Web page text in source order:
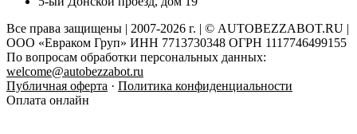
Все права защищены | 2007-2026 г. | © AUTOBEZZABOT.RU |
ООО «Евраком Груп» ИНН 7713730348 ОГРН 1117746499155
По вопросам обработки персональных данных:
welcome@autobezzabot.ru
Публичная оферта · Политика конфиденциальности
Оплата онлайн